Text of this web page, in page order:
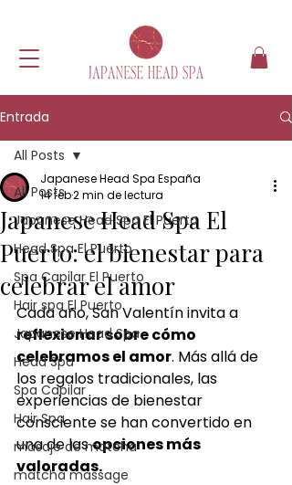
Entrada
All Posts
Japanese Head Spa El Puerto
Head Spa El Puerto
Spa Capilar El Puerto
Hair spa El Puerto
Japanese Head Spa
Head Spa
Spa Capilar
Hair Spa
masaje de matcha
matcha massage
All Posts
Japanese Head Spa El
Puerto: el bienestar para
celebrar el amor
Japanese Head Spa España
14 feb2 min de lectura
Cada año, San Valentín invita a
reflexionar sobre cómo
celebramos el amor. Más allá de
los regalos tradicionales, las
experiencias de bienestar
consciente se han convertido en
una de las opciones más
valoradas.